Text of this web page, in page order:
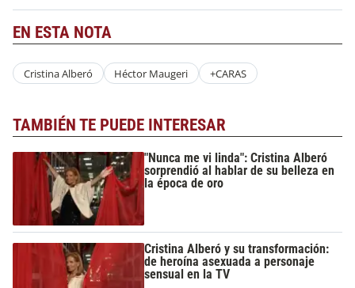
EN ESTA NOTA
Cristina Alberó Héctor Maugeri +CARAS
TAMBIÉN TE PUEDE INTERESAR
"Nunca me vi linda": Cristina Alberó
sorprendió al hablar de su belleza en
la época de oro
Cristina Alberó y su transformación:
de heroína asexuada a personaje
sensual en la TV